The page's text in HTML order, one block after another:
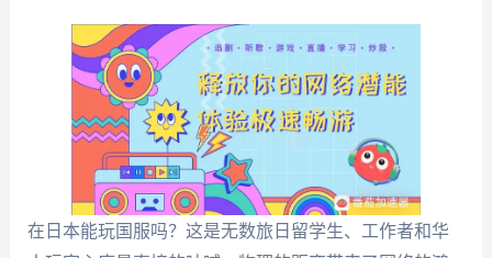
在日本能玩国服吗？这是无数旅日留学生、工作者和华